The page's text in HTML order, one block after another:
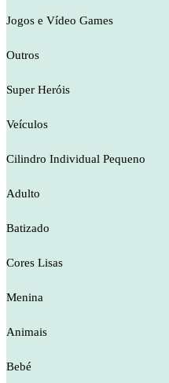
Jogos e Vídeo Games
Outros
Super Heróis
Veículos
Cilindro Individual Pequeno
Adulto
Batizado
Cores Lisas
Menina
Animais
Bebé